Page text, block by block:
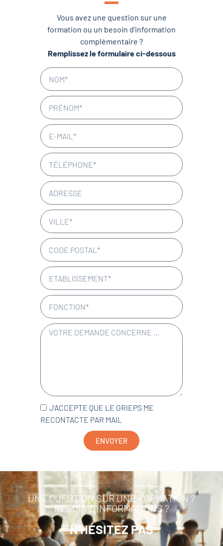
Vous avez une question sur une
formation ou un besoin d’information
complémentaire ?
Remplissez le formulaire ci-dessous
J'ACCEPTE QUE LE GRIEPS ME
RECONTACTE PAR MAIL
ENVOYER
UNE QUESTION SUR UNE FORMATION ?
BESOIN D'INFORMATIONS ?
N'HÉSITEZ PAS